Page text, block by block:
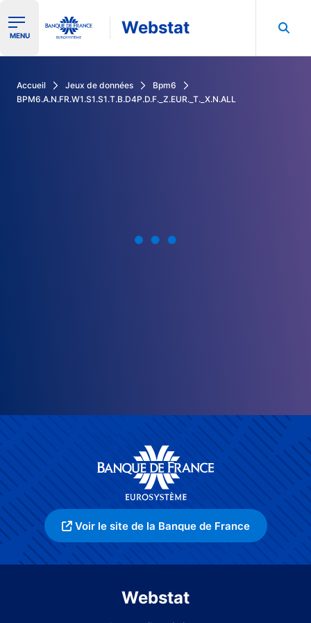
Ouvrir le menu de navigation
MENU Webstat
Accueil Jeux de données
Bpm6
BPM6.A.N.FR.W1.S1.S1.T.B.D4P.D.F._Z.EUR._T._X.N.ALL
Voir le site de la Banque de France
Webstat